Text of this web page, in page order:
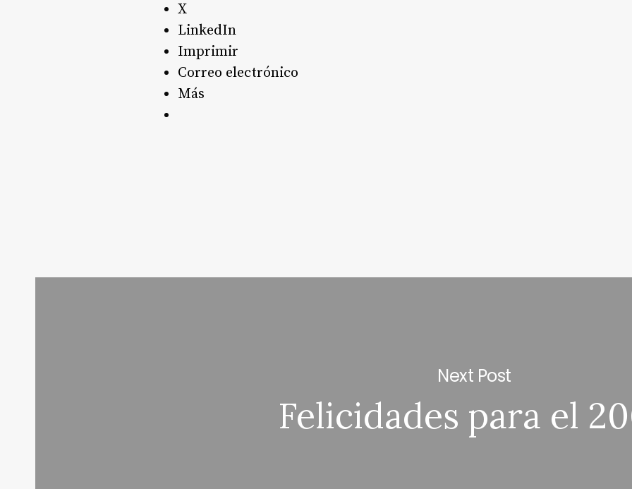
X
LinkedIn
Imprimir
Correo electrónico
Más
Next Post
Felicidades para el